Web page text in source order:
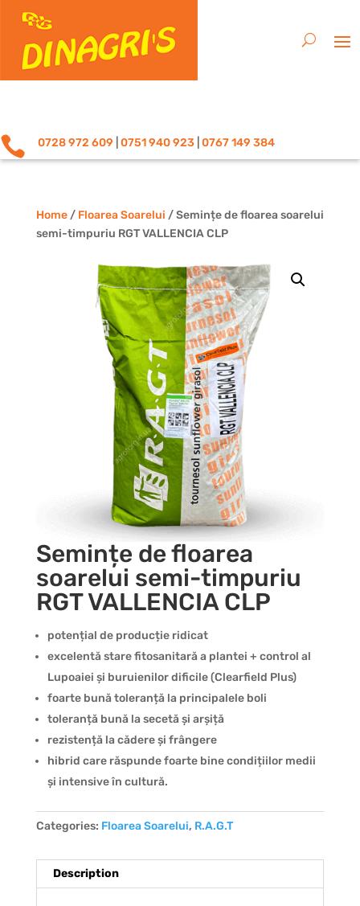
 0728 972 609 0751 940 923 0767 149 384
Home/ Floarea Soarelui / Semințe de floarea soarelui
semi-timpuriu RGT VALLENCIA CLP
Semințe de floarea
soarelui semi-timpuriu
RGT VALLENCIA CLP
potențial de producție ridicat
excelentă stare fitosanitară a plantei + control al
Lupoaiei și buruienilor dificile (Clearfield Plus)
foarte bună toleranță la principalele boli
toleranță bună la secetă și arșiță
rezistență la cădere și frângere
hibrid care răspunde foarte bine condițiilor medii
și intensive în cultură.
Categories: Floarea Soarelui, R.A.G.T
Description